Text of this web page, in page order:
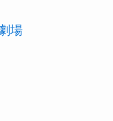
場